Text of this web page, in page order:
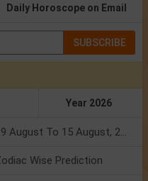
Daily Horoscope on Email
SUBSCRIBE
Year 2026
Numerology Weekly Horoscope: 9 August To 15 August, 2026
Wise Prediction